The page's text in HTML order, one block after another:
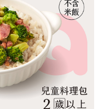
註冊。若發現惡意使用之情形，
使用額度並採取法律行動。